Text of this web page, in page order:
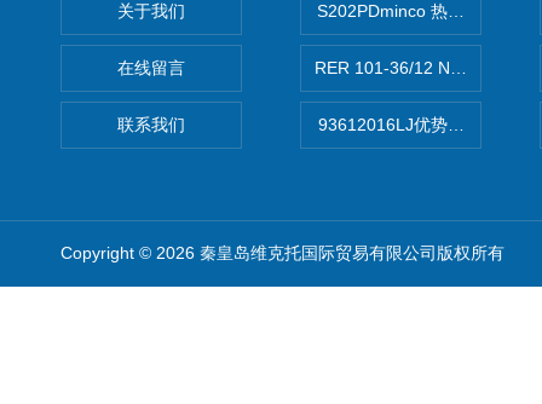
关于我们
在线留言
联系我们
S202PDminco 热电阻
RER 101-36/12 NHH离心
93612016LJ优势供应美国
Copyright © 2026 秦皇岛维克托国际贸易有限公司版权所有